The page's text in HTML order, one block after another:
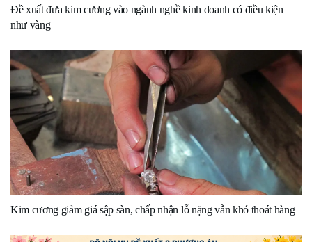
Đề xuất đưa kim cương vào ngành nghề kinh doanh có điều kiện
như vàng
Kim cương giảm giá sập sàn, chấp nhận lỗ nặng vẫn khó thoát hàng